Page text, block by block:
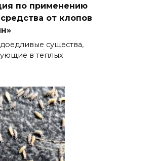
по применению
от клопов
существа,
в теплых